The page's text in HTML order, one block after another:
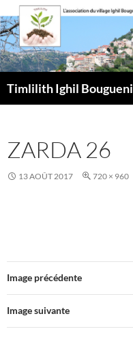
Aller
au
contenu
Timlilith Ighil Bougueni
ZARDA 26
13 AOÛT 2017 720 × 960
Image précédente
Image suivante